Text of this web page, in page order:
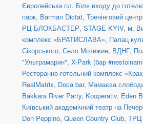
Європейська пл. Біля входу до
парк, Barman Dictat, Тренінговий
РЦ БЛОКБАСТЕР, STAGE KYIV, м.
комплекс «БРАТИСЛАВА», Палац
Сікорського, Село Мотижин, ВДНГ,
"Ультрамарин", X-Park (бар
Ресторанно-готельний комплекс
RealMatrix, Doca bar, Мамаєва
Bakkara River Party, Kooperativ, Eden
Київський академічний театр на
Don Peppino, Queen Country Club, ТРЦ